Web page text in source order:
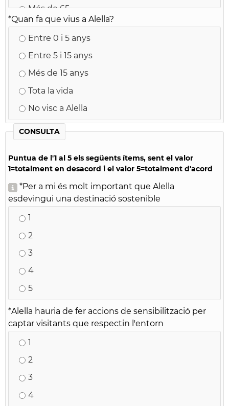
Més de 65
*Quan fa que vius a Alella?
Entre 0 i 5 anys
Entre 5 i 15 anys
Més de 15 anys
Tota la vida
No visc a Alella
CONSULTA
Puntua de l'1 al 5 els següents ítems, sent el valor
1=totalment en desacord i el valor 5=totalment d'acord
*Per a mi és molt important que Alella
esdevingui una destinació sostenible
1
2
3
4
5
*Alella hauria de fer accions de sensibilització per
captar visitants que respectin l'entorn
1
2
3
4